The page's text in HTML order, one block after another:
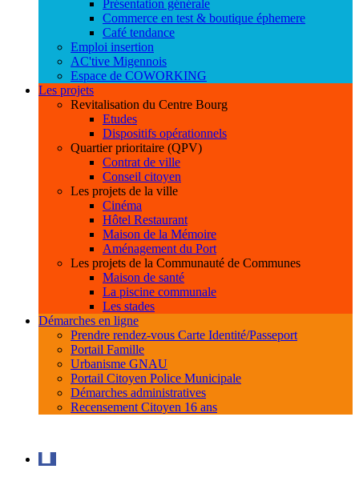
Présentation générale
Commerce en test & boutique éphemere
Café tendance
Emploi insertion
AC'tive Migennois
Espace de COWORKING
Les projets
Revitalisation du Centre Bourg
Etudes
Dispositifs opérationnels
Quartier prioritaire (QPV)
Contrat de ville
Conseil citoyen
Les projets de la ville
Cinéma
Hôtel Restaurant
Maison de la Mémoire
Aménagement du Port
Les projets de la Communauté de Communes
Maison de santé
La piscine communale
Les stades
Démarches en ligne
Prendre rendez-vous Carte Identité/Passeport
Portail Famille
Urbanisme GNAU
Portail Citoyen Police Municipale
Démarches administratives
Recensement Citoyen 16 ans